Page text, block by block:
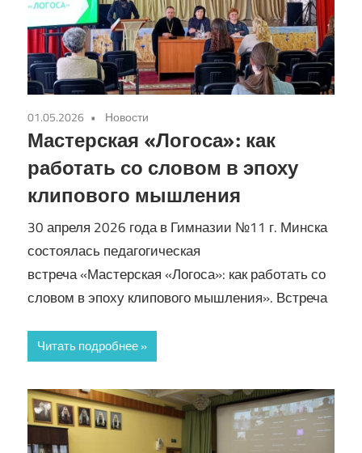
01.05.2026 Новости
Мастерская «Логоса»: как
работать со словом в эпоху
клипового мышления
30 апреля 2026 года в Гимназии №11 г. Минска
состоялась педагогическая
встреча «Мастерская «Логоса»: как работать со
словом в эпоху клипового мышления». Встреча
Читать подробнее